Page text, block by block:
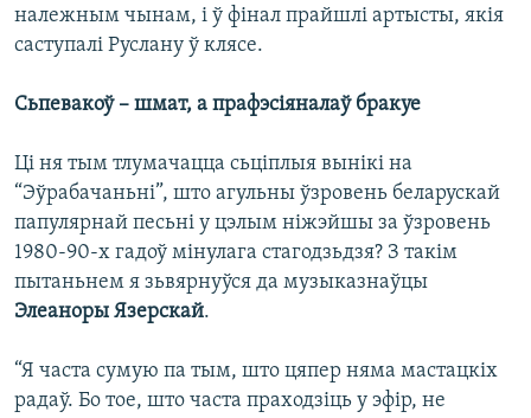
належным чынам, і ў фінал прайшлі артысты, якія
саступалі Руслану ў клясе.
Сьпевакоў – шмат, а прафэсіяналаў бракуе
Ці ня тым тлумачацца сьціплыя вынікі на
“Эўрабачаньні”, што агульны ўзровень беларускай
папулярнай песьні у цэлым ніжэйшы за ўзровень
1980-90-х гадоў мінулага стагодзьдзя? З такім
пытаньнем я зьвярнуўся да музыказнаўцы
Элеаноры Язерскай.
“Я часта сумую па тым, што цяпер няма мастацкіх
радаў. Бо тое, што часта праходзіць у эфір, не